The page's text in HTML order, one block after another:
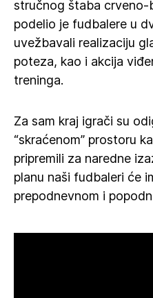
stručnog štaba crveno-
podelio je fudbalere u
uvežbavali realizaciju
poteza, kao i akcija
treninga.
Za sam kraj igrači su
“skraćenom” prostoru
pripremili za naredne
planu naši fudbaleri će
prepodnevnom i